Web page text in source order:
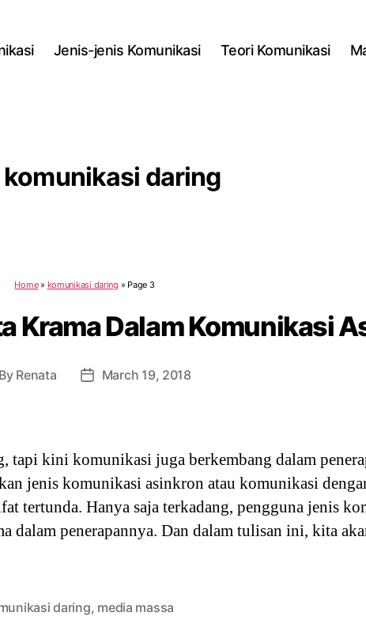
Jenis-jenis Komunikasi Teori Komunikasi
komunikasi daring
Home» komunikasi daring » Page 3
Krama Dalam Komunikasi
By Renata
PostMarch 19, 2018
tapi kini komunikasi juga berkembang dalam
jenis komunikasi asinkron atau komunikasi
tertunda. Hanya saja terkadang, pengguna jenis
dalam penerapannya. Dan dalam tulisan ini, kita
daring, media massa